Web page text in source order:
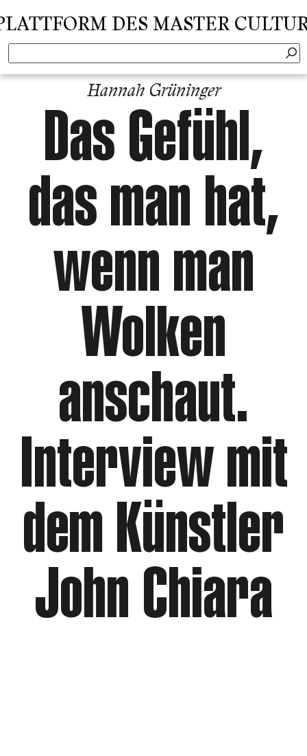
DES MASTER CULTURAL
Hannah Grüninger
Das Gefühl,
das man hat,
wenn man
Wolken
anschaut.
Interview mit
dem Künstler
John Chiara